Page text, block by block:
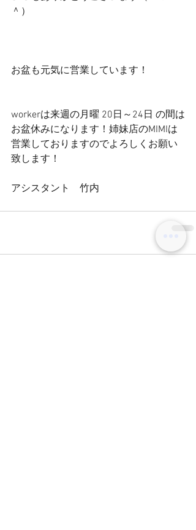
＾）
お盆も元気に営業しています！
workerは来週の月曜 20日～24日 の間は
お盆休みになります！姉妹店のMIMIは
営業しておりますのでよろしくお願い
致します！
アシスタント　竹内